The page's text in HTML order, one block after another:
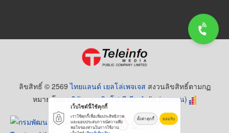
ลิขสิทธิ์ © 2569ไทยแลนด์ เยลโล่เพจเจส สงวนลิขสิทธิ์ตามกฏ
หมาย โดยบริษัท เทเลอินโฟ มีเดีย จำกัด (มหาชน)
เว็บไซต์นี้ใช้คุกกี้
เราใช้คุกกี้เพื่อเพิ่มประสิทธิภาพ
และมอบประสบการณ์ความพึง
พอใจของท่านในการใช้งาน
ตั้งค่าคุกกี้ ยอมรับ